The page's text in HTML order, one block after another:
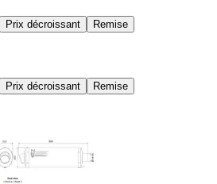
Prix décroissant Remise
Prix décroissant Remise